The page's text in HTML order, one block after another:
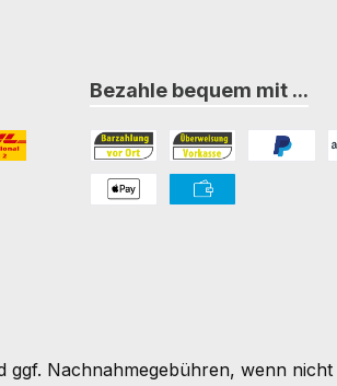
1 Zone 1 (non-EU)
Paket International Zone 2
Bezahle bequem mit ...
Bezahlung in der Filiale
Vorkasse
ggf. Nachnahmegebühren, wenn nicht